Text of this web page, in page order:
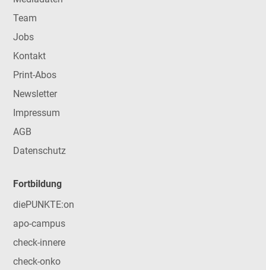
Team
Jobs
Kontakt
Print-Abos
Newsletter
Impressum
AGB
Datenschutz
Fortbildung
diePUNKTE:on
apo-campus
check-innere
check-onko